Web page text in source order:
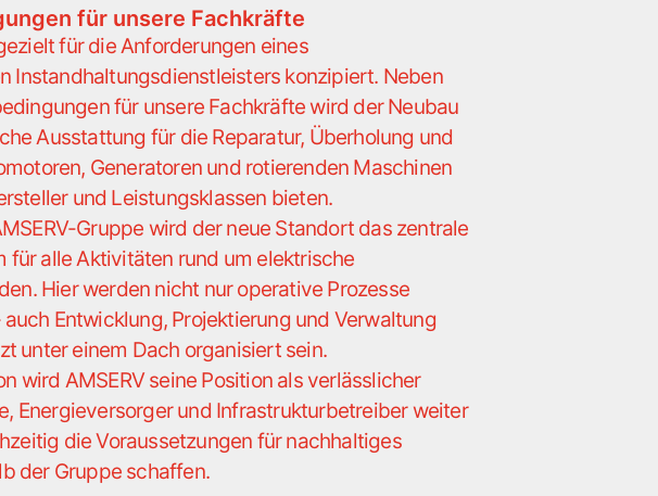
für unsere Fachkräfte
für die Anforderungen eines
Instandhaltungsdienstleisters konzipiert. Neben
für unsere Fachkräfte wird der Neubau
Ausstattung für die Reparatur, Überholung und
Generatoren und rotierenden Maschinen
und Leistungsklassen bieten.
Gruppe wird der neue Standort das zentrale
für alle Aktivitäten rund um elektrische
Hier werden nicht nur operative Prozesse
Entwicklung, Projektierung und Verwaltung
unter einem Dach organisiert sein.
wird AMSERV seine Position als verlässlicher
Energieversorger und Infrastrukturbetreiber weiter
die Voraussetzungen für nachhaltiges
der Gruppe schaffen.